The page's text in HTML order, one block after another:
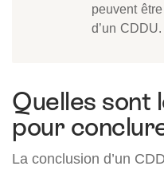
peuvent
d’un CDDU.
Quelles sont
pour
La conclusion d’un